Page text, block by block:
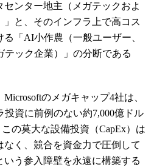
ンター地主（メガテックおよ
と、そのインフラ上で高コス
る「AI小作農（一般ユーザー、
ック企業）」の分断である
Microsoftのメガキャップ4社は、
投資に前例のない約7,000億ドル
この莫大な設備投資（CapEx）は
く、競合を資金力で圧倒して
いう参入障壁を永遠に構築する